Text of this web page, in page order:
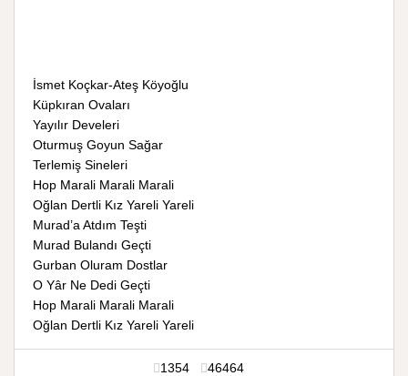
İsmet Koçkar-Ateş Köyoğlu
Küpkıran Ovaları
Yayılır Develeri
Oturmuş Goyun Sağar
Terlemiş Sineleri
Hop Marali Marali Marali
Oğlan Dertli Kız Yareli Yareli
Murad’a Atdım Teşti
Murad Bulandı Geçti
Gurban Oluram Dostlar
O Yâr Ne Dedi Geçti
Hop Marali Marali Marali
Oğlan Dertli Kız Yareli Yareli
1354 46464